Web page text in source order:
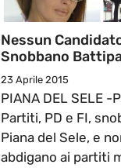
Nessun
Snobbano
23 Aprile 2015
PIANA DEL SELE -
Partiti, PD e FI,
Piana del Sele, e
abdigano ai partiti